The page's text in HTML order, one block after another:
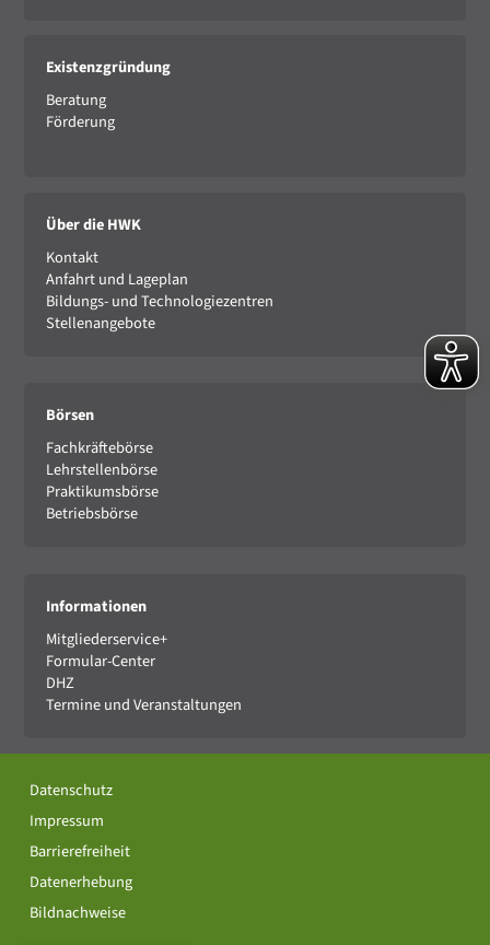
Existenzgründung
Beratung
Förderung
Über die HWK
Kontakt
Anfahrt und Lageplan
Bildungs- und Technologiezentren
Stellenangebote
Börsen
Fachkräftebörse
Lehrstellenbörse
Praktikumsbörse
Betriebsbörse
Informationen
Mitgliederservice+
Formular-Center
DHZ
Termine und Veranstaltungen
Datenschutz
Impressum
Barrierefreiheit
Datenerhebung
Bildnachweise